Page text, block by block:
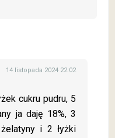
14 listopada 2024 22:02
cukru pudru, 5
ja daję 18%, 3
i 2 łyżki